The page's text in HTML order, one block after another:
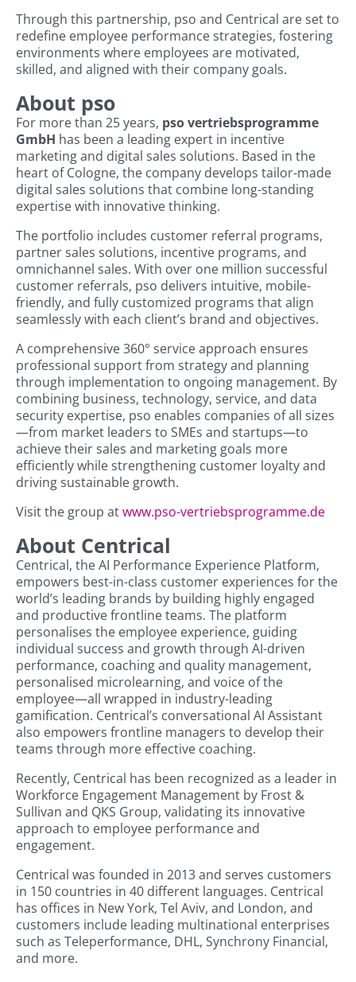
Through this partnership, pso and Centrical are set to
redefine employee performance strategies, fostering
environments where employees are motivated,
skilled, and aligned with their company goals.
About pso
For more than 25 years, pso vertriebsprogramme
GmbH has been a leading expert in incentive
marketing and digital sales solutions. Based in the
heart of Cologne, the company develops tailor-made
digital sales solutions that combine long-standing
expertise with innovative thinking.
The portfolio includes customer referral programs,
partner sales solutions, incentive programs, and
omnichannel sales. With over one million successful
customer referrals, pso delivers intuitive, mobile-
friendly, and fully customized programs that align
seamlessly with each client’s brand and objectives.
A comprehensive 360° service approach ensures
professional support from strategy and planning
through implementation to ongoing management. By
combining business, technology, service, and data
security expertise, pso enables companies of all sizes
—from market leaders to SMEs and startups—to
achieve their sales and marketing goals more
efficiently while strengthening customer loyalty and
driving sustainable growth.
Visit the group atwww.pso-vertriebsprogramme.de
About Centrical
Centrical, the AI Performance Experience Platform,
empowers best-in-class customer experiences for the
world’s leading brands by building highly engaged
and productive frontline teams. The platform
personalises the employee experience, guiding
individual success and growth through AI-driven
performance, coaching and quality management,
personalised microlearning, and voice of the
employee—all wrapped in industry-leading
gamification. Centrical’s conversational AI Assistant
also empowers frontline managers to develop their
teams through more effective coaching.
Recently, Centrical has been recognized as a leader in
Workforce Engagement Management by Frost &
Sullivan and QKS Group, validating its innovative
approach to employee performance and
engagement.
Centrical was founded in 2013 and serves customers
in 150 countries in 40 different languages. Centrical
has offices in New York, Tel Aviv, and London, and
customers include leading multinational enterprises
such as Teleperformance, DHL, Synchrony Financial,
and more.